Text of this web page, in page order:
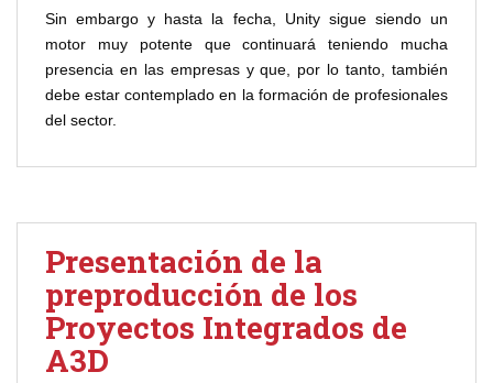
Sin embargo y hasta la fecha, Unity sigue siendo un
motor muy potente que continuará teniendo mucha
presencia en las empresas y que, por lo tanto, también
debe estar contemplado en la formación de profesionales
del sector.
Presentación de la
preproducción de los
Proyectos Integrados de
A3D